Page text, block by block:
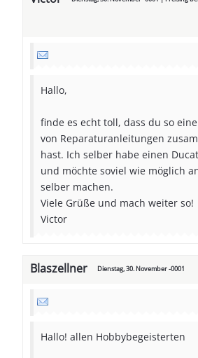
Hallo,
finde es echt toll, dass du so
von Reparaturanleitungen
hast. Ich selber habe einen
und möchte soviel wie möglich
selber machen.
Viele Grüße und mach weiter so!
Victor
Blaszellner Dienstag, 30. November -0001
Hallo! allen Hobbybegeisterten